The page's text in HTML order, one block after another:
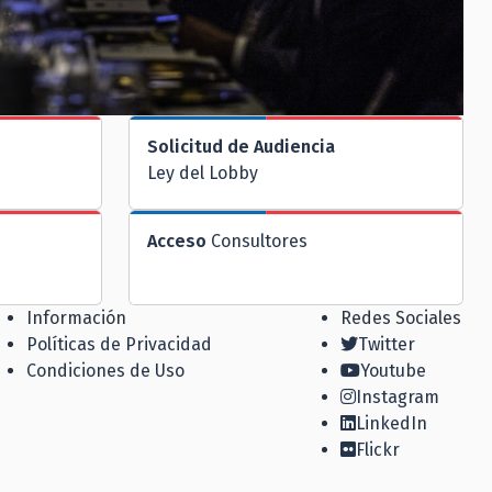
Solicitud de Audiencia
Ley del Lobby
Acceso Consultores
Información
Políticas de Privacidad
Condiciones de Uso
Redes Sociales
Twitter
Youtube
Instagram
LinkedIn
Flickr